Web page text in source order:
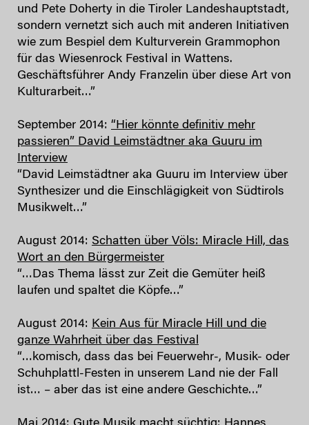
und Pete Doherty in die Tiroler Landeshauptstadt,
sondern vernetzt sich auch mit anderen Initiativen
wie zum Bespiel dem Kulturverein Grammophon
für das Wiesenrock Festival in Wattens.
Geschäftsführer Andy Franzelin über diese Art von
Kulturarbeit…”
September 2014: “Hier könnte definitiv mehr
passieren” David Leimstädtner aka Guuru im
Interview
“David Leimstädtner aka Guuru im Interview über
Synthesizer und die Einschlägigkeit von Südtirols
Musikwelt…”
August 2014: Schatten über Völs: Miracle Hill, das
Wort an den Bürgermeister
“…Das Thema lässt zur Zeit die Gemüter heiß
laufen und spaltet die Köpfe…”
August 2014: Kein Aus für Miracle Hill und die
ganze Wahrheit über das Festival
“…komisch, dass das bei Feuerwehr-, Musik- oder
Schuhplattl-Festen in unserem Land nie der Fall
ist… – aber das ist eine andere Geschichte…”